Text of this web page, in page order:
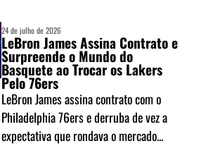
24 de julho de 2026
LeBron James Assina Contrato e
Surpreende o Mundo do
Basquete ao Trocar os Lakers
Pelo 76ers
LeBron James assina contrato com o
Philadelphia 76ers e derruba de vez a
expectativa que rondava o mercado...